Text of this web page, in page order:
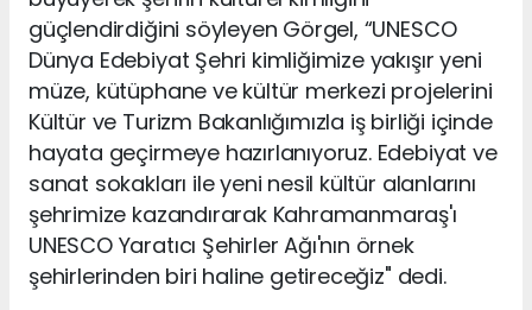
güçlendirdiğini söyleyen Görgel, “UNESCO
Dünya Edebiyat Şehri kimliğimize yakışır yeni
müze, kütüphane ve kültür merkezi projelerini
Kültür ve Turizm Bakanlığımızla iş birliği içinde
hayata geçirmeye hazırlanıyoruz. Edebiyat ve
sanat sokakları ile yeni nesil kültür alanlarını
şehrimize kazandırarak Kahramanmaraş'ı
UNESCO Yaratıcı Şehirler Ağı'nın örnek
şehirlerinden biri haline getireceğiz" dedi.